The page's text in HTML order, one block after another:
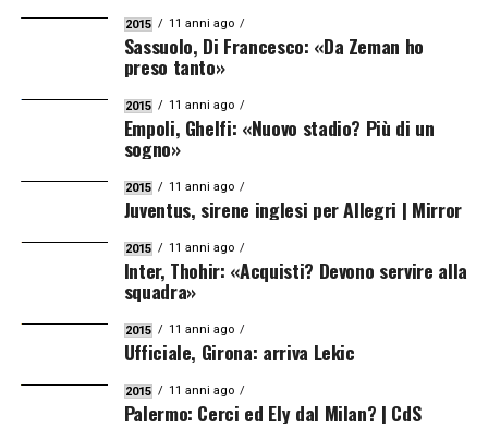
2015 11 anni ago
Sassuolo, Di Francesco: «Da Zeman ho
preso tanto»
2015 11 anni ago
Empoli, Ghelfi: «Nuovo stadio? Più di un
sogno»
2015 11 anni ago
Juventus, sirene inglesi per Allegri | Mirror
2015 11 anni ago
Inter, Thohir: «Acquisti? Devono servire alla
squadra»
2015 11 anni ago
Ufficiale, Girona: arriva Lekic
2015 11 anni ago
Palermo: Cerci ed Ely dal Milan? | CdS